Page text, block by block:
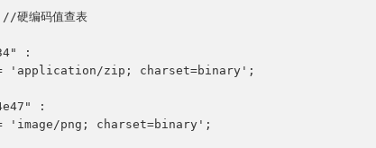
硬编码值查表
:
'application/zip; charset=binary';
:
'image/png; charset=binary';